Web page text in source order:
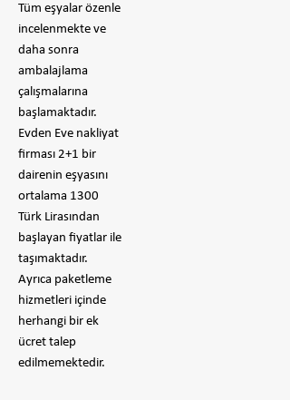
Tüm eşyalar özenle
incelenmekte ve
daha sonra
ambalajlama
çalışmalarına
başlamaktadır.
Evden Eve nakliyat
firması 2+1 bir
dairenin eşyasını
ortalama 1300
Türk Lirasından
başlayan fiyatlar ile
taşımaktadır.
Ayrıca paketleme
hizmetleri içinde
herhangi bir ek
ücret talep
edilmemektedir.